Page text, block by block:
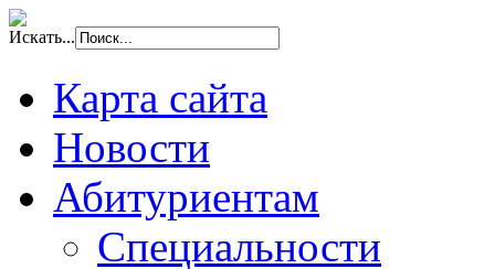
Искать...
Карта сайта
Новости
Абитуриентам
Специальности